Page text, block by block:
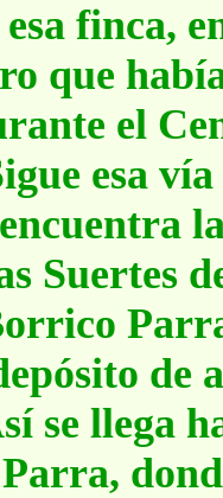
finca,
que
el
esa
Suertes
de
se llega